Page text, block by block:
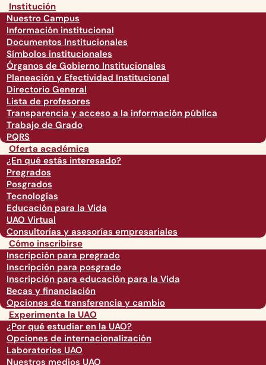
Institución
Nuestro Campus
Información institucional
Documentos Institucionales
Símbolos institucionales
Órganos de Gobierno Institucionales
Planeación y Efectividad Institucional
Directorio General
Lista de profesores
Transparencia y acceso a la información pública
Trabajo de Grado
PQRS
Oferta académica
¿En qué estás interesado?
Pregrados
Posgrados
Tecnologías
Educación para la Vida
UAO Virtual
Consultorías y asesorías empresariales
Cómo inscribirse
Inscripción para pregrado
Inscripción para posgrado
Inscripción para educación para la Vida
Becas y financiación
Opciones de transferencia y cambio
Experimenta la UAO
¿Por qué estudiar en la UAO?
Opciones de internacionalización
Laboratorios UAO
Nuestros medios UAO